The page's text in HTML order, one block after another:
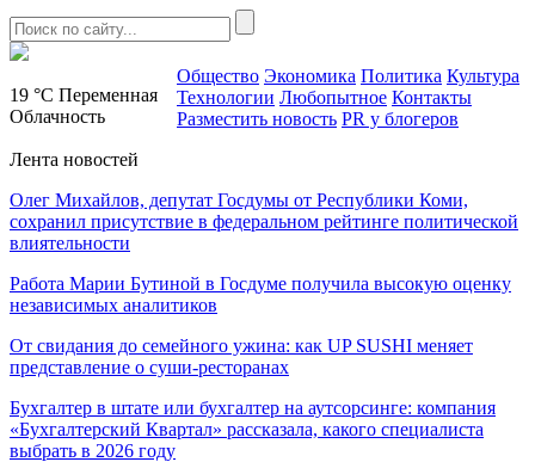
19 °C Переменная
Облачность
Общество Экономика Политика Культура
Технологии Любопытное Контакты
Разместить новость PR у блогеров
Лента новостей
Олег Михайлов, депутат Госдумы от Республики Коми,
сохранил присутствие в федеральном рейтинге политической
влиятельности
Работа Марии Бутиной в Госдуме получила высокую оценку
независимых аналитиков
От свидания до семейного ужина: как UP SUSHI меняет
представление о суши-ресторанах
Бухгалтер в штате или бухгалтер на аутсорсинге: компания
«Бухгалтерский Квартал» рассказала, какого специалиста
выбрать в 2026 году